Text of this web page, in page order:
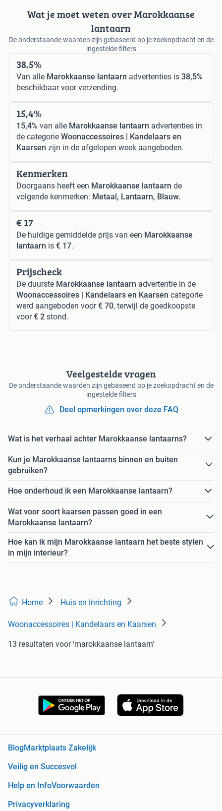
Wat je moet weten over Marokkaanse
lantaarn
De onderstaande waarden zijn gebaseerd op je zoekopdracht en de
ingestelde filters
38,5%
Van alle Marokkaanse lantaarn advertenties is 38,5%
beschikbaar voor verzending.
15,4%
15,4% van alle Marokkaanse lantaarn advertenties in
de categorie Woonaccessoires | Kandelaars en
Kaarsen zijn in de afgelopen week aangeboden.
Kenmerken
Doorgaans heeft een Marokkaanse lantaarn de
volgende kenmerken: Metaal, Lantaarn, Blauw.
€ 17
De huidige gemiddelde prijs van een Marokkaanse
lantaarn is € 17.
Prijscheck
De duurste Marokkaanse lantaarn advertentie in de
Woonaccessoires | Kandelaars en Kaarsen categorie
werd aangeboden voor€ 70, terwijl de goedkoopste
voor€ 2 stond.
Veelgestelde vragen
De onderstaande waarden zijn gebaseerd op je zoekopdracht en de
ingestelde filters
Deel opmerkingen over deze FAQ
Wat is het verhaal achter Marokkaanse lantaarns?
Kun je Marokkaanse lantaarns binnen en buiten
gebruiken?
Hoe onderhoud ik een Marokkaanse lantaarn?
Wat voor soort kaarsen passen goed in een
Marokkaanse lantaarn?
Hoe kan ik mijn Marokkaanse lantaarn het beste stylen
in mijn interieur?
Home Huis en Inrichting
Woonaccessoires | Kandelaars en Kaarsen
13 resultaten voor 'marokkaanse lantaarn'
BlogMarktplaats Zakelijk
Veilig en Succesvol
Help en InfoVoorwaarden
Privacyverklaring